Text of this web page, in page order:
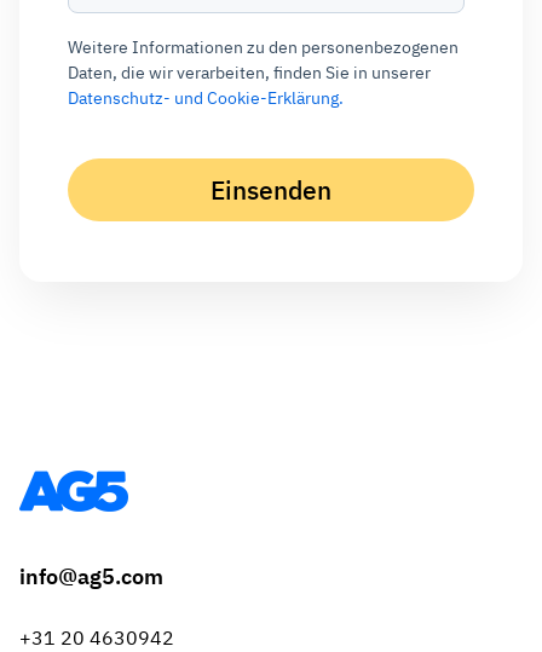
Weitere Informationen zu den personenbezogenen
Daten, die wir verarbeiten, finden Sie in unserer
Datenschutz- und Cookie-Erklärung.
info@ag5.com
+31 20 4630942